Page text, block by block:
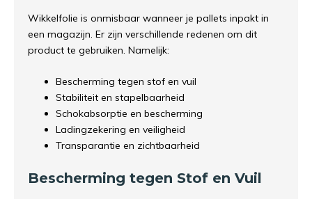
Wikkelfolie is onmisbaar wanneer je pallets inpakt in
een magazijn. Er zijn verschillende redenen om dit
product te gebruiken. Namelijk:
Bescherming tegen stof en vuil
Stabiliteit en stapelbaarheid
Schokabsorptie en bescherming
Ladingzekering en veiligheid
Transparantie en zichtbaarheid
Bescherming tegen Stof en Vuil